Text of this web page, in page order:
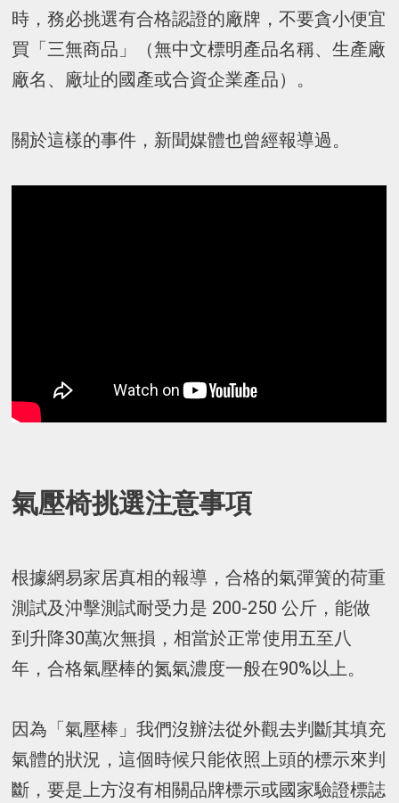
時，務必挑選有合格認證的廠牌，不要貪小便宜
買「三無商品」（無中文標明產品名稱、生產廠
廠名、廠址的國產或合資企業產品）。
關於這樣的事件，新聞媒體也曾經報導過。
氣壓椅挑選注意事項
根據網易家居真相的報導，合格的氣彈簧的荷重
測試及沖擊測試耐受力是 200-250 公斤，能做
到升降30萬次無損，相當於正常使用五至八
年，合格氣壓棒的氮氣濃度一般在90%以上。
因為「氣壓棒」我們沒辦法從外觀去判斷其填充
氣體的狀況，這個時候只能依照上頭的標示來判
斷，要是上方沒有相關品牌標示或國家驗證標誌